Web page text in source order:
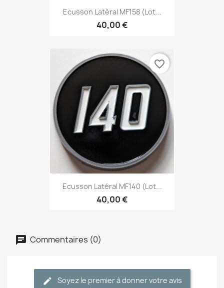
Ecusson Latéral MF158 (lot...
40,00 €
Ecusson Latéral MF140 (lot...
40,00 €
favorite_border
Commentaires (0)
Soyez le premier à donner votre avis